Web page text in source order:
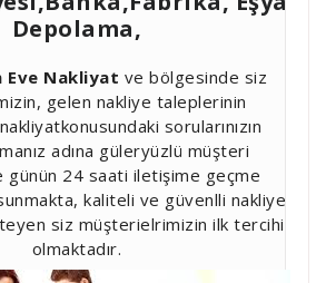
Depolama,
Eve Nakliyat ve bölgesinde siz
gelen nakliye taleplerinin
sorularınızın
adına güleryüzlü müşteri
günün 24 saati iletişime geçme
kaliteli ve güvenlli nakliye
siz müşterielrimizin ilk tercihi
olmaktadır.